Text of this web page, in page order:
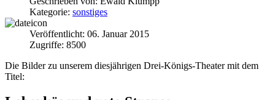
Kategorie: sonstiges
Veröffentlicht: 06. Januar 2015
Zugriffe: 8500
Die Bilder zu unserem diesjährigen Drei-Königs-Theater mit dem
Titel: